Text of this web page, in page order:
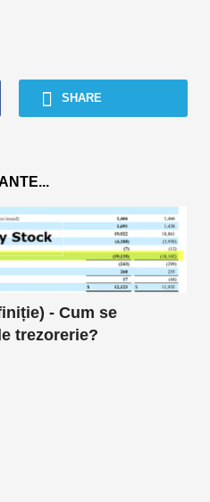
SHARE
- Cum se
trezorerie?